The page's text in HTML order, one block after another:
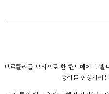
브로콜리를 모티프로 한 핸드메이드 펠
송이를 연상시키